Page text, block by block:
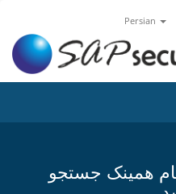
Persian
همینک جستجو